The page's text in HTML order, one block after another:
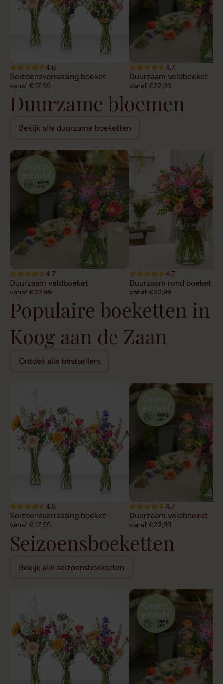
4.6
Seizoensverrassing boeket
vanaf €17,99
4.7
Duurzaam veldboeket
vanaf €22,99
Duurzame bloemen
Bekijk alle duurzame boeketten
4.7
Duurzaam veldboeket
vanaf €22,99
4.7
Duurzaam rond boeket
vanaf €22,99
Populaire boeketten in
Koog aan de Zaan
Ontdek alle bestsellers
4.6
Seizoensverrassing boeket
vanaf €17,99
4.7
Duurzaam veldboeket
vanaf €22,99
Seizoensboeketten
Bekijk alle seizoensboeketten